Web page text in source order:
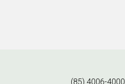
(85) 4006-4000